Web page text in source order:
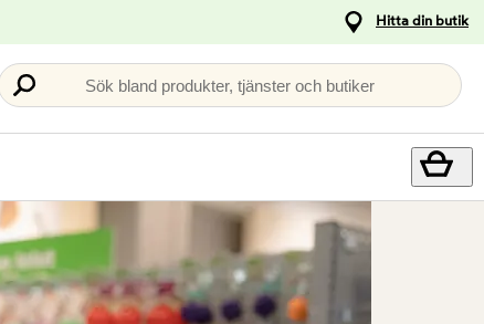
Hitta din butik
Sök bland produkter, tjänster och butiker